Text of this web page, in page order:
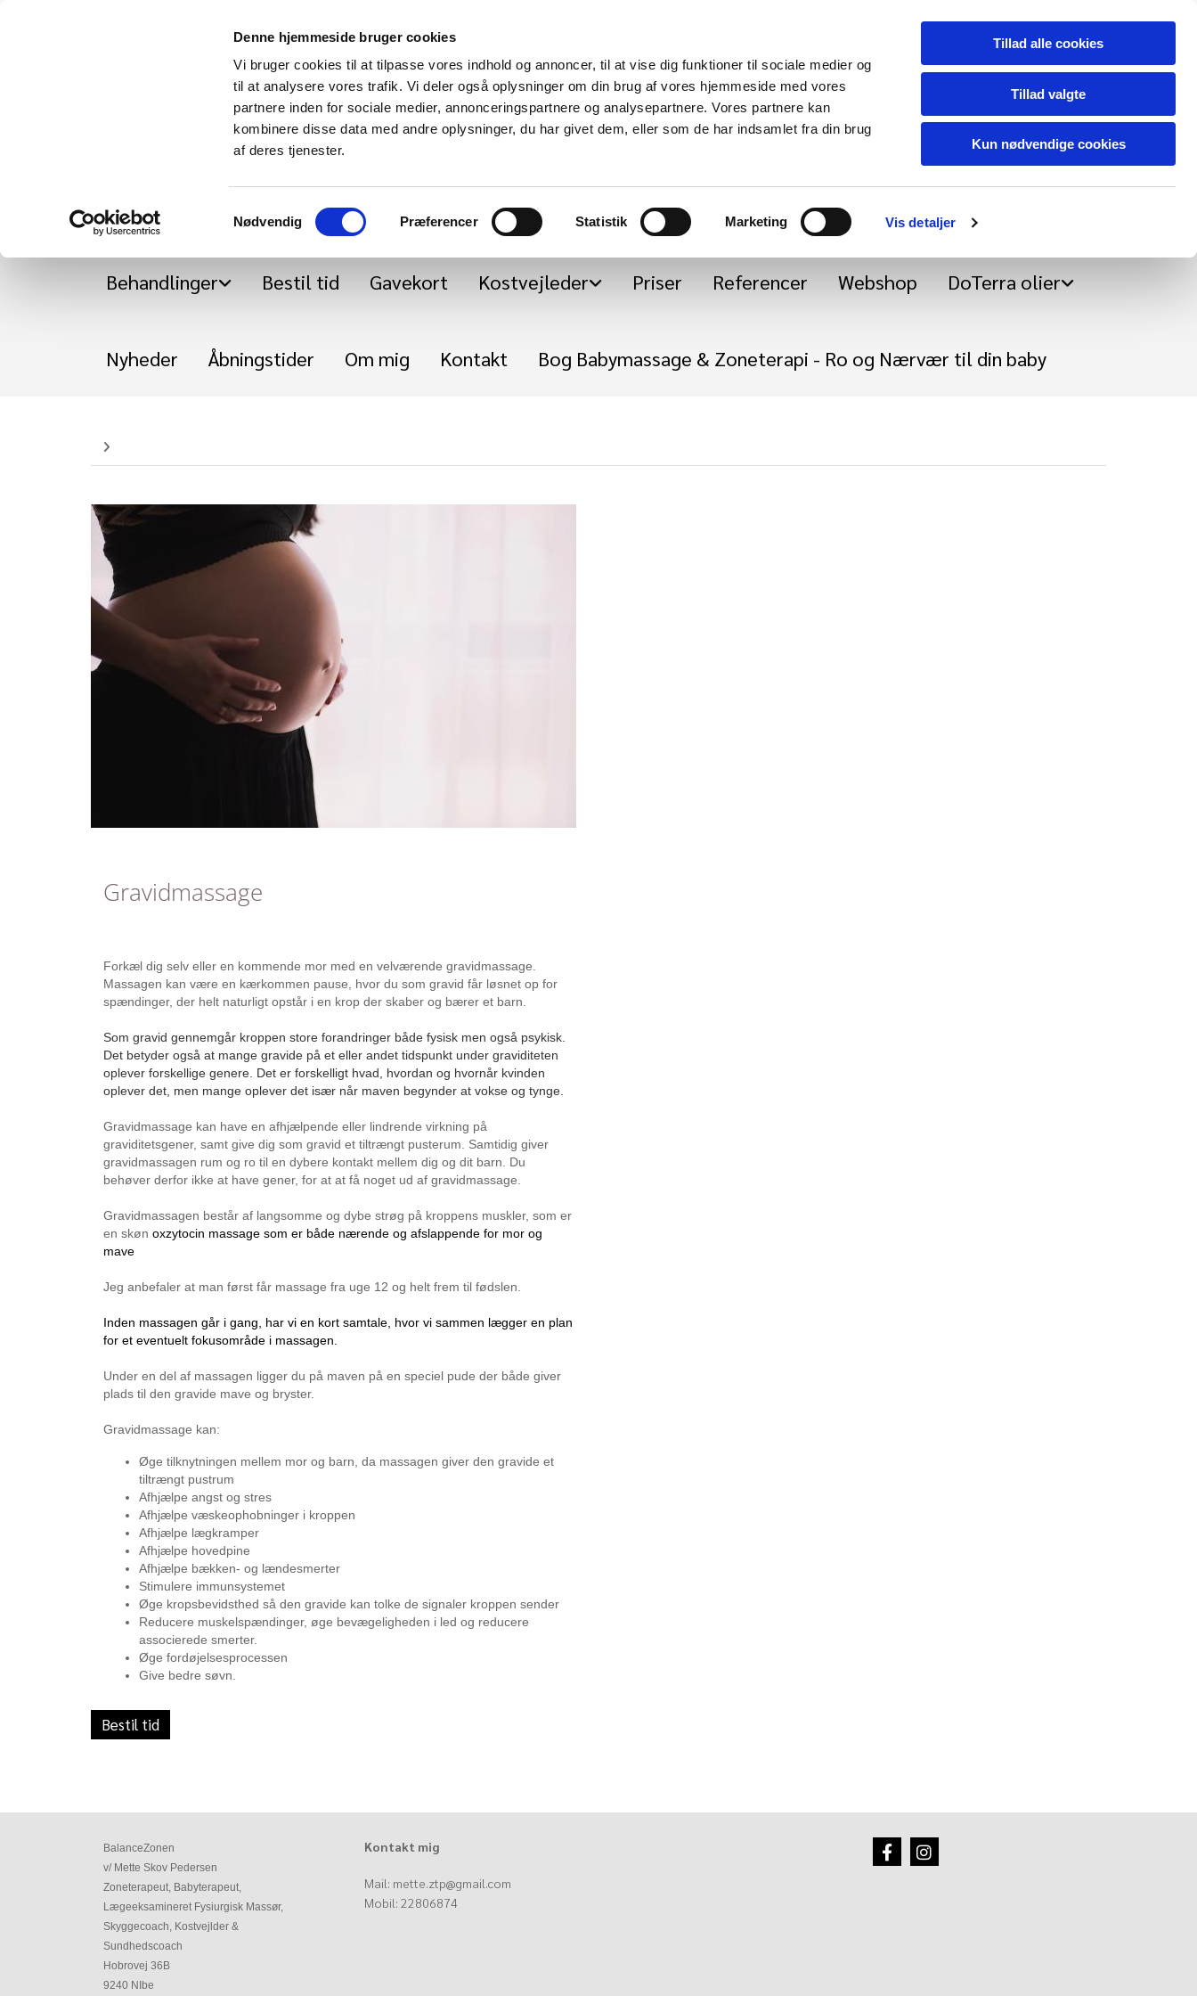
Denne hjemmeside bruger cookies
Vi bruger cookies til at tilpasse vores indhold og annoncer, til at vise dig funktioner til sociale medier og
til at analysere vores trafik. Vi deler også oplysninger om din brug af vores hjemmeside med vores
partnere inden for sociale medier, annonceringspartnere og analysepartnere. Vores partnere kan
kombinere disse data med andre oplysninger, du har givet dem, eller som de har indsamlet fra din brug
af deres tjenester.
Nødvendig Præferencer Statistik Marketing Vis detaljer
Tillad alle cookies
Tillad valgte
Kun nødvendige cookies
BalanceZonen
v/ Mette Skov Pedersen * Zoneterapeut * Babyterapeut * Lægeeksaminieret Fysirugisk
Behandlinger Bestil tid Gavekort Kostvejleder Priser Referencer Webshop DoTerra olier
Nyheder Åbningstider Om mig Kontakt Bog Babymassage & Zoneterapi - Ro og Nærvær til din baby
Gravidmassage
Forkæl dig selv eller en kommende mor med en velværende gravidmassage.
Massagen kan være en kærkommen pause, hvor du som gravid får løsnet op for
spændinger, der helt naturligt opstår i en krop der skaber og bærer et barn.
Som gravid gennemgår kroppen store forandringer både fysisk men også psykisk.
Det betyder også at mange gravide på et eller andet tidspunkt under graviditeten
oplever forskellige genere. Det er forskelligt hvad, hvordan og hvornår kvinden
oplever det, men mange oplever det især når maven begynder at vokse og tynge.
Gravidmassage kan have en afhjælpende eller lindrende virkning på
graviditetsgener, samt give dig som gravid et tiltrængt pusterum. Samtidig giver
gravidmassagen rum og ro til en dybere kontakt mellem dig og dit barn. Du
behøver derfor ikke at have gener, for at at få noget ud af gravidmassage.
Gravidmassagen består af langsomme og dybe strøg på kroppens muskler, som er
en skøn oxzytocin massage som er både nærende og afslappende for mor og
mave
Jeg anbefaler at man først får massage fra uge 12 og helt frem til fødslen.
Inden massagen går i gang, har vi en kort samtale, hvor vi sammen lægger en plan
for et eventuelt fokusområde i massagen.
Under en del af massagen ligger du på maven på en speciel pude der både giver
plads til den gravide mave og bryster.
Gravidmassage kan:
Øge tilknytningen mellem mor og barn, da massagen giver den gravide et
tiltrængt pustrum
Afhjælpe angst og stres
Afhjælpe væskeophobninger i kroppen
Afhjælpe lægkramper
Afhjælpe hovedpine
Afhjælpe bækken- og lændesmerter
Stimulere immunsystemet
Øge kropsbevidsthed så den gravide kan tolke de signaler kroppen sender
Reducere muskelspændinger, øge bevægeligheden i led og reducere
associerede smerter.
Øge fordøjelsesprocessen
Give bedre søvn.
Bestil tid
BalanceZonen
v/ Mette Skov Pedersen
Zoneterapeut, Babyterapeut,
Lægeeksamineret Fysiurgisk Massør,
Skyggecoach, Kostvejlder &
Sundhedscoach
Hobrovej 36B
9240 NIbe
Kontakt mig
Mail: mette.ztp@gmail.com
Mobil: 22806874